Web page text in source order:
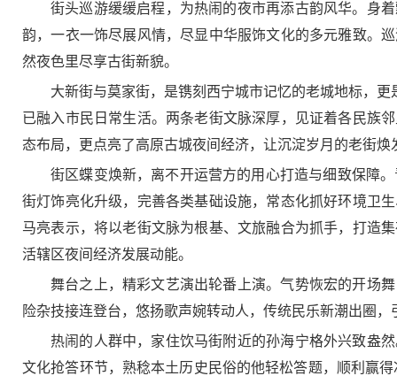
街头巡游缓缓启程，为热闹的夜市再添古韵风华。身
韵，一衣一饰尽展风情，尽显中华服饰文化的多元雅致。
然夜色里尽享古街新貌。
大新街与莫家街，是镌刻西宁城市记忆的老城地标，
已融入市民日常生活。两条老街文脉深厚，见证着各民族
态布局，更点亮了高原古城夜间经济，让沉淀岁月的老街焕
街区蝶变焕新，离不开运营方的用心打造与细致保障
街灯饰亮化升级，完善各类基础设施，常态化抓好环境卫
马亮表示，将以老街文脉为根基、文旅融合为抓手，打造
活辖区夜间经济发展动能。
舞台之上，精彩文艺演出轮番上演。气势恢宏的开场
险杂技接连登台，悠扬歌声婉转动人，传统民乐新潮出圈
热闹的人群中，家住饮马街附近的孙海宁格外兴致盎
文化抢答环节，熟稔本土历史民俗的他轻松答题，顺利赢